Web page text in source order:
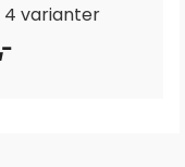
2 varianter